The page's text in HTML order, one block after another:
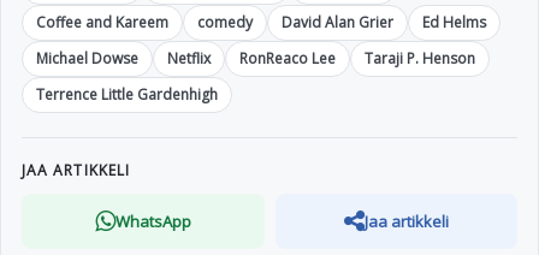
Coffee and Kareem
comedy David Alan Grier
Ed Helms
Michael Dowse
Netflix RonReaco Lee
Taraji P. Henson
Terrence Little Gardenhigh
JAA ARTIKKELI
WhatsApp Jaa artikkeli